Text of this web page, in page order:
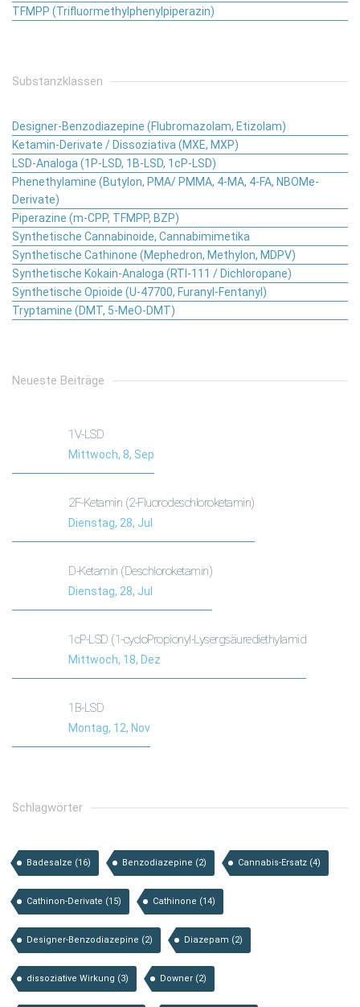
TFMPP (Trifluormethylphenylpiperazin)
Substanzklassen
Designer-Benzodiazepine (Flubromazolam, Etizolam)
Ketamin-Derivate / Dissoziativa (MXE, MXP)
LSD-Analoga (1P-LSD, 1B-LSD, 1cP-LSD)
Phenethylamine (Butylon, PMA/ PMMA, 4-MA, 4-FA, NBOMe-
Derivate)
Piperazine (m-CPP, TFMPP, BZP)
Synthetische Cannabinoide, Cannabimimetika
Synthetische Cathinone (Mephedron, Methylon, MDPV)
Synthetische Kokain-Analoga (RTI-111 / Dichloropane)
Synthetische Opioide (U-47700, Furanyl-Fentanyl)
Tryptamine (DMT, 5-MeO-DMT)
Neueste Beiträge
1V-LSD
Mittwoch, 8, Sep
2F-Ketamin (2-Fluorodeschloroketamin)
Dienstag, 28, Jul
D-Ketamin (Deschloroketamin)
Dienstag, 28, Jul
1cP-LSD (1-cycloPropionyl-Lysergsäurediethylamid
Mittwoch, 18, Dez
1B-LSD
Montag, 12, Nov
Schlagwörter
Badesalze (16) Benzodiazepine (2) Cannabis-Ersatz (4)
Cathinon-Derivate (15) Cathinone (14)
Designer-Benzodiazepine (2) Diazepam (2)
dissoziative Wirkung (3) Downer (2)